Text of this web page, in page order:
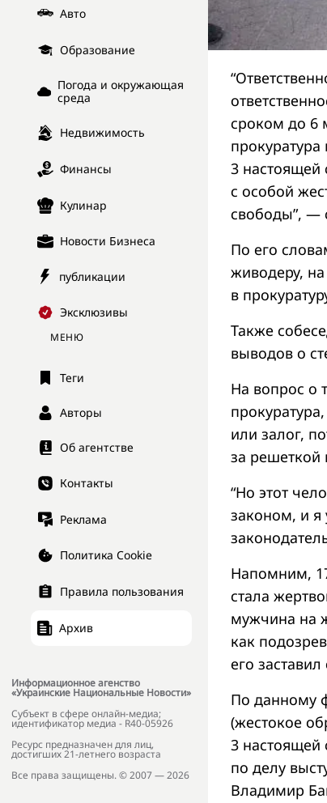
Авто
Образование
Погода и окружающая
среда
Недвижимость
Финансы
Кулинар
Новости Бизнеса
публикации
Эксклюзивы
МЕНЮ
Теги
Авторы
Об агентстве
Контакты
Реклама
Политика Cookie
Правила пользования
Архив
Информационное агенство
«Украинские Национальные Новости»
Субъект в сфере онлайн-медиа;
идентификатор медиа - R40-05926
Ресурс предназначен для лиц,
достигших 21-летнего возраста
Все права защищены. © 2007 — 2026
сроком до 6
прокуратура
3
с особой
свободы”, —
По его
живодеру,
в
Также
выводов о
На вопрос о
или залог,
за решеткой
“Но этот
законом, и я
Напомним,
стала
мужчина на
как
его
По данному
(жестокое
3 настоящей
по делу
Владимир